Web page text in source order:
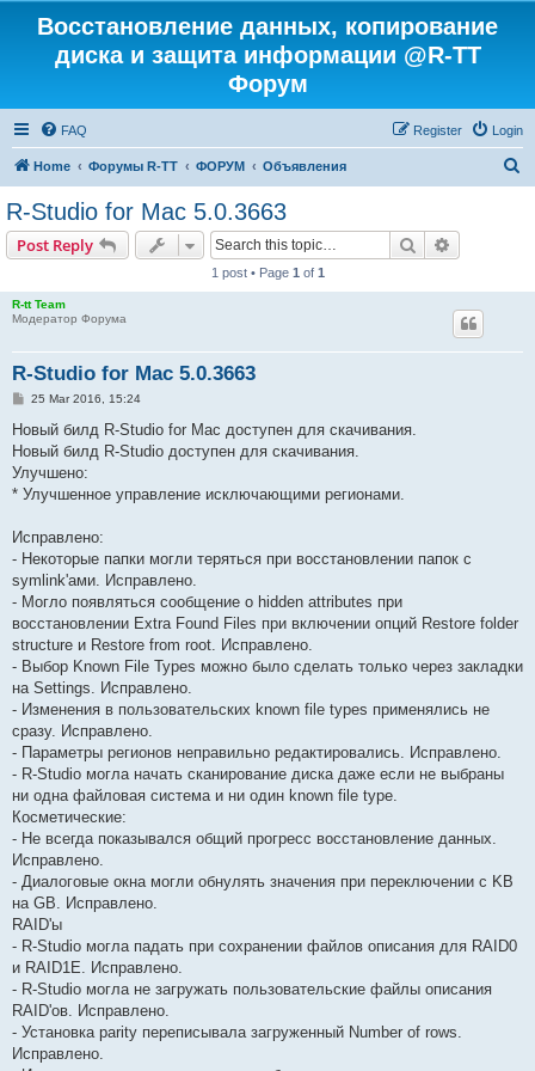
Восстановление данных, копирование
диска и защита информации @R-TT
Форум
FAQ Login
Register
Home Форумы R-TT ФОРУМ Объявления
R-Studio for Mac 5.0.3663
Post Reply Search
1 post • Page 1 of 1
R-tt Team
Модератор Форума
R-Studio for Mac 5.0.3663
P
s
25 Mar 2016, 15:24
Новый билд R-Studio for Mac доступен для скачивания.
Новый билд R-Studio доступен для скачивания.
Улучшено:
* Улучшенное управление исключающими регионами.
Исправлено:
- Некоторые папки могли теряться при восстановлении папок с
symlink'ами. Исправлено.
- Могло появляться сообщение о hidden attributes при
восстановлении Extra Found Files при включении опций Restore folder
structure и Restore from root. Исправлено.
- Выбор Known File Types можно было сделать только через закладки
на Settings. Исправлено.
- Изменения в пользовательских known file types применялись не
сразу. Исправлено.
- Параметры регионов неправильно редактировались. Исправлено.
- R-Studio могла начать сканирование диска даже если не выбраны
ни одна файловая система и ни один known file type.
Косметические:
- Не всегда показывался общий прогресс восстановление данных.
Исправлено.
- Диалоговые окна могли обнулять значения при переключении с KB
на GB. Исправлено.
RAID'ы
- R-Studio могла падать при сохранении файлов описания для RAID0
и RAID1E. Исправлено.
- R-Studio могла не загружать пользовательские файлы описания
RAID'ов. Исправлено.
- Установка parity переписывала загруженный Number of rows.
Исправлено.